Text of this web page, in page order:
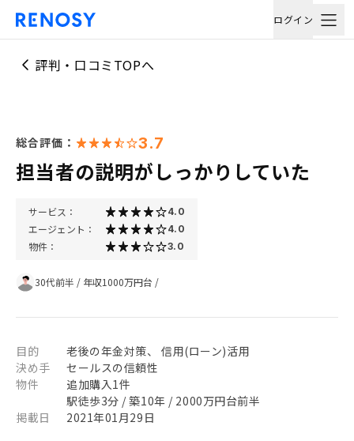
ログイン
評判・口コミTOPへ
総合評価： 3.7
担当者の説明がしっかりしていた
サービス： 4.0
エージェント： 4.0
物件： 3.0
30代前半 / 年収1000万円台 /
目的
老後の年金対策、 信用(ローン)活用
決め手
セールスの信頼性
物件
追加購入1件
駅徒歩3分 / 築10年 / 2000万円台前半
掲載日
2021年01月29日